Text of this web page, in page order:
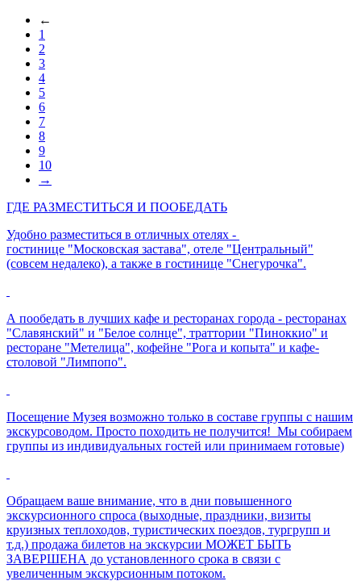
←
1
2
3
4
5
6
7
8
9
10
→
ГДЕ РАЗМЕСТИТЬСЯ И ПООБЕДАТЬ
Удобно разместиться в отличных отелях -
гостинице "Московская застава", отеле "Центральный"
(совсем недалеко), а также в гостинице "Снегурочка".
А пообедать в лучших кафе и ресторанах города - ресторанах
"Славянский" и "Белое солнце", траттории "Пиноккио" и
ресторане "Метелица", кофейне "Рога и копыта" и кафе-
столовой "Лимпопо".
Посещение Музея возможно только в составе группы с нашим
экскурсоводом. Просто походить не получится! Мы собираем
группы из индивидуальных гостей или принимаем готовые)
Обращаем ваше внимание, что в дни повышенного
экскурсионного спроса (выходные, праздники, визиты
круизных теплоходов, туристических поездов, тургрупп и
т.д.) продажа билетов на экскурсии МОЖЕТ БЫТЬ
ЗАВЕРШЕНА до установленного срока в связи с
увеличенным экскурсионным потоком.